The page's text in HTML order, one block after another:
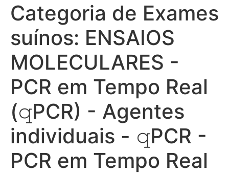
Categoria de Exames
suínos: ENSAIOS
MOLECULARES -
PCR em Tempo Real
(𝚚PCR) - Agentes
individuais - 𝚚PCR -
PCR em Tempo Real